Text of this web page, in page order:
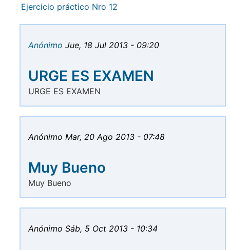
Ejercicio práctico Nro 12
Anónimo Jue, 18 Jul 2013 - 09:20
URGE ES EXAMEN
URGE ES EXAMEN
Anónimo Mar, 20 Ago 2013 - 07:48
Muy Bueno
Muy Bueno
Anónimo Sáb, 5 Oct 2013 - 10:34